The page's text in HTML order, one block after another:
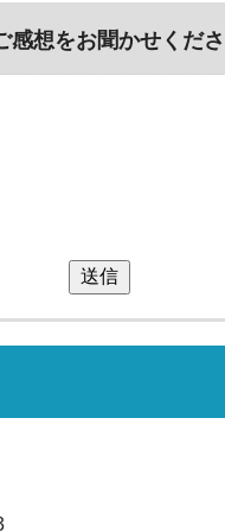
感想をお聞かせくだ
送信